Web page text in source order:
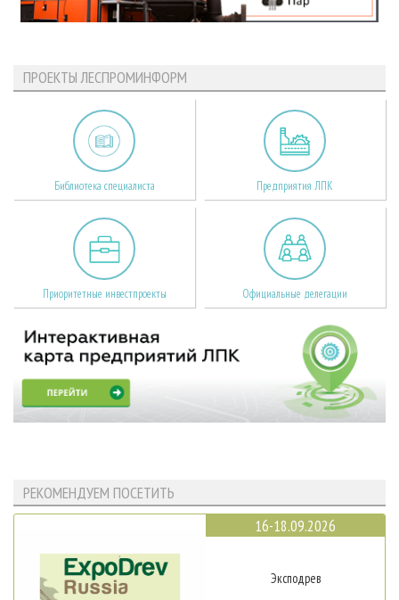
ПРОЕКТЫ ЛЕСПРОМИНФОРМ
Библиотека специалиста Предприятия ЛПК
Приоритетные инвестпроекты Официальные делегации
РЕКОМЕНДУЕМ ПОСЕТИТЬ
16-18.09.2026
Эксподрев